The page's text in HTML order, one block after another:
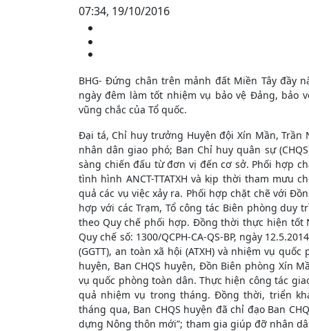
07:34, 19/10/2016
BHG- Đứng chân trên mảnh đất Miền Tây đầy
ngày đêm làm tốt nhiệm vụ bảo vệ Đảng, bảo
vũng chắc của Tổ quốc.
Đại tá, Chỉ huy trưởng Huyện đội Xín Mần,
nhân dân giao phó; Ban Chỉ huy quân sự
sàng chiến đấu từ đơn vị đến cơ sở. Phối hợp
tình hình ANCT-TTATXH và kịp thời tham mưu
quả các vụ việc xảy ra. Phối hợp chặt chẽ với
hợp với các Trạm, Tổ công tác Biên phòng
theo Quy chế phối hợp. Đồng thời thực hiện tốt
Quy chế số: 1300/QCPH-CA-QS-BP, ngày
(GGTT), an toàn xã hội (ATXH) và nhiệm vụ
huyện, Ban CHQS huyện, Đồn Biên phòng Xín
vụ quốc phòng toàn dân. Thực hiện công tác
quả nhiệm vụ trong tháng. Đồng thời, triển
tháng qua, Ban CHQS huyện đã chỉ đạo Ban
dựng Nông thôn mới”; tham gia giúp đỡ nhân